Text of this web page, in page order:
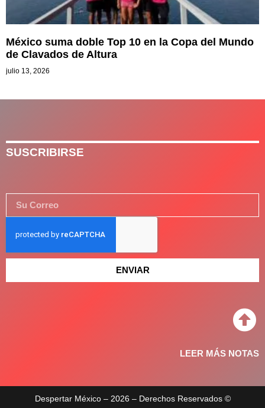
México suma doble Top 10 en la Copa del Mundo
de Clavados de Altura
julio 13, 2026
SUSCRIBIRSE
ENVIAR
LEER MÁS NOTAS
Despertar México – 2026 – Derechos Reservados ©